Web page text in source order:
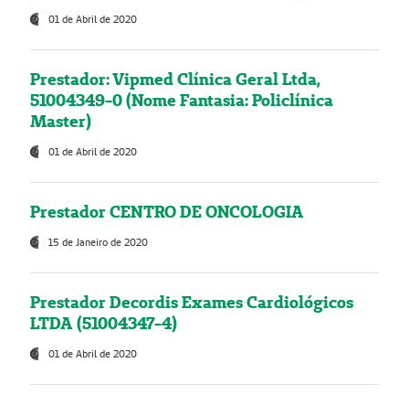
01 de Abril de 2020
Prestador: Vipmed Clínica Geral Ltda,
51004349-0 (Nome Fantasia: Policlínica
Master)
01 de Abril de 2020
Prestador CENTRO DE ONCOLOGIA
15 de Janeiro de 2020
Prestador Decordis Exames Cardiológicos
LTDA (51004347-4)
01 de Abril de 2020